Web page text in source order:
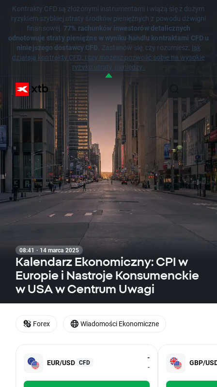
Kontrakty CFD są złożonymi instrumentami i wiążą się z dużym
ryzykiem szybkiej utraty środków pieniężnych z powodu dźwigni
finansowej.77% rachunków inwestorów detalicznych
odnotowuje straty pieniężne w wyniku handlu kontraktami CFD u
niniejszego dostawcy CFD. Zastanów się, czy rozumiesz, jak
działają kontrakty CFD, i czy możesz pozwolić sobie na wysokie
ryzyko utraty pieniędzy.
08:41 · 14 marca 2025
Kalendarz Ekonomiczny: CPI w
Europie i Nastroje Konsumenckie
w USA w Centrum Uwagi
EUR/USD CFD
-
-
GBP/
Forex Wiadomości Ekonomiczne